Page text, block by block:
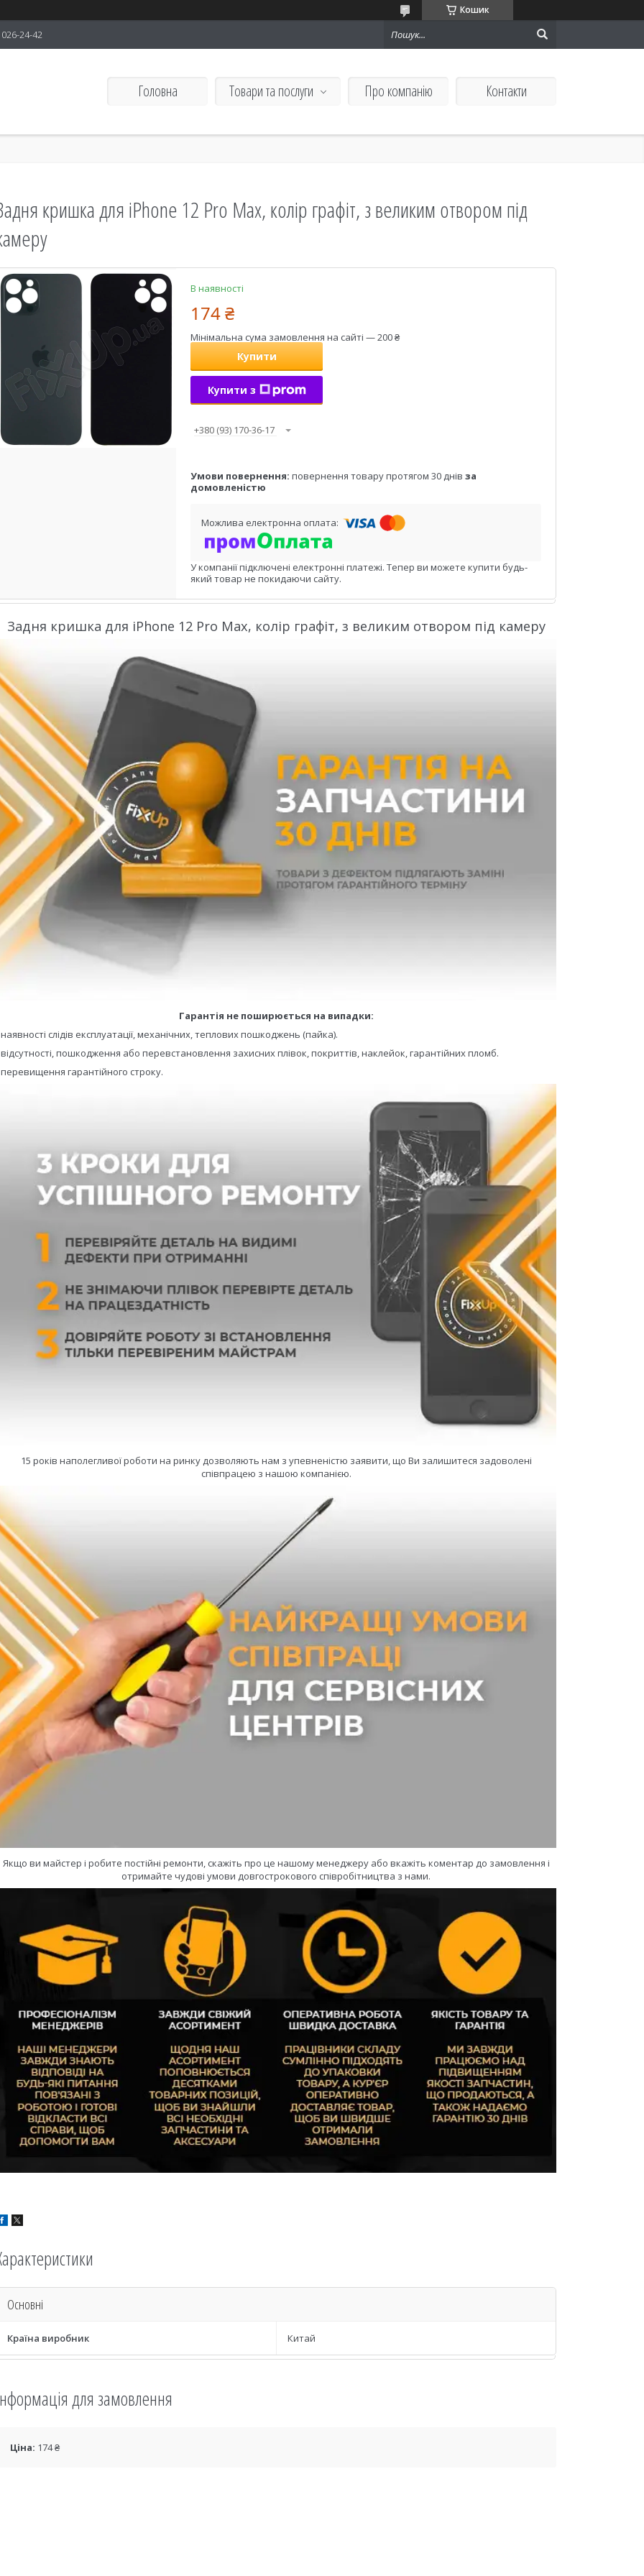
Кошик
24-42
Головна Товари та послуги Про компанію Контакти
кришка для iPhone 12 Pro Max, колір графіт, з великим отвором під
В наявності
174 ₴
Мінімальна сума замовлення на сайті — 200 ₴
Купити
Купити з
+380 (93) 170-36-17
повернення товару протягом 30 днів за
домовленістю
У компанії підключені електронні платежі. Тепер ви можете купити будь-
який товар не покидаючи сайту.
Задня кришка для iPhone 12 Pro Max, колір графіт, з великим отвором під камеру
Гарантія не поширюється на випадки:
слідів експлуатації, механічних, теплових пошкоджень (пайка).
пошкодження або перевстановлення захисних плівок, покриттів, наклейок, гарантійних пломб.
гарантійного строку.
15 років наполегливої роботи на ринку дозволяють нам з упевненістю заявити, що Ви залишитеся задоволені
співпрацею з нашою компанією.
Якщо ви майстер і робите постійні ремонти, скажіть про це нашому менеджеру або вкажіть коментар до замовлення і
отримайте чудові умови довгострокового співробітництва з нами.
Основні
Країна виробник Китай
для замовлення
Ціна: 174 ₴